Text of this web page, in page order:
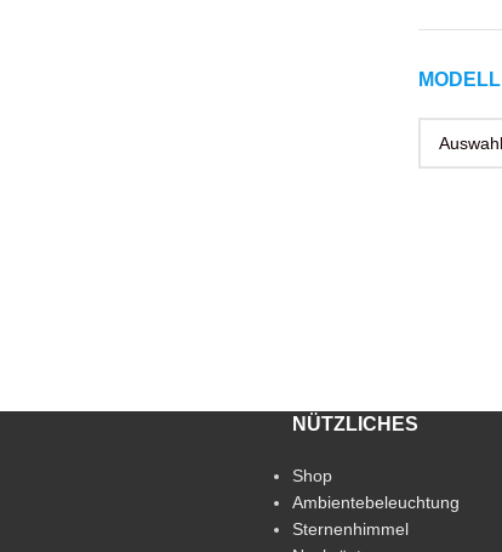
MODELL
NÜTZLICHES
Shop
Ambientebeleuchtung
Sternenhimmel